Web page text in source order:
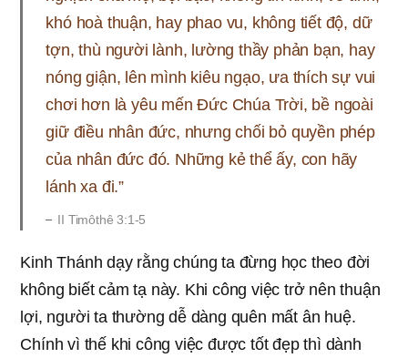
khó hoà thuận, hay phao vu, không tiết độ, dữ
tợn, thù người lành, lường thầy phản bạn, hay
nóng giận, lên mình kiêu ngạo, ưa thích sự vui
chơi hơn là yêu mến Đức Chúa Trời, bề ngoài
giữ điều nhân đức, nhưng chối bỏ quyền phép
của nhân đức đó. Những kẻ thể ấy, con hãy
lánh xa đi.”
II Timôthê 3:1-5
Kinh Thánh dạy rằng chúng ta đừng học theo đời
không biết cảm tạ này. Khi công việc trở nên thuận
lợi, người ta thường dễ dàng quên mất ân huệ.
Chính vì thế khi công việc được tốt đẹp thì dành